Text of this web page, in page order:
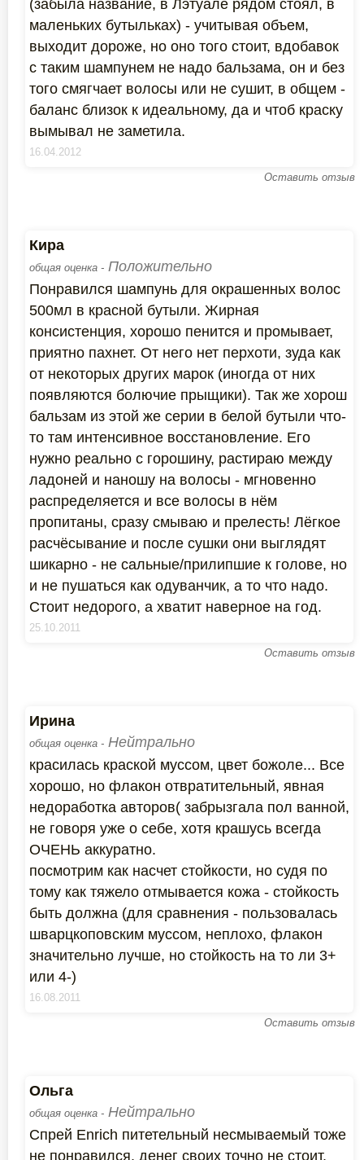
(забыла название, в Лэтуале рядом стоял, в
маленьких бутыльках) - учитывая объем,
выходит дороже, но оно того стоит, вдобавок
с таким шампунем не надо бальзама, он и без
того смягчает волосы или не сушит, в общем -
баланс близок к идеальному, да и чтоб краску
вымывал не заметила.
16.04.2012
Оставить отзыв
Кира
общая оценка - Положительно
Понравился шампунь для окрашенных волос
500мл в красной бутыли. Жирная
консистенция, хорошо пенится и промывает,
приятно пахнет. От него нет перхоти, зуда как
от некоторых других марок (иногда от них
появляются болючие прыщики). Так же хорош
бальзам из этой же серии в белой бутыли что-
то там интенсивное восстановление. Его
нужно реально с горошину, растираю между
ладоней и наношу на волосы - мгновенно
распределяется и все волосы в нём
пропитаны, сразу смываю и прелесть! Лёгкое
расчёсывание и после сушки они выглядят
шикарно - не сальные/прилипшие к голове, но
и не пушаться как одуванчик, а то что надо.
Стоит недорого, а хватит наверное на год.
25.10.2011
Оставить отзыв
Ирина
общая оценка - Нейтрально
красилась краской муссом, цвет божоле... Все
хорошо, но флакон отвратительный, явная
недоработка авторов( забрызгала пол ванной,
не говоря уже о себе, хотя крашусь всегда
ОЧЕНЬ аккуратно.
посмотрим как насчет стойкости, но судя по
тому как тяжело отмывается кожа - стойкость
быть должна (для сравнения - пользовалась
шварцкоповским муссом, неплохо, флакон
значительно лучше, но стойкость на то ли 3+
или 4-)
16.08.2011
Оставить отзыв
Ольга
общая оценка - Нейтрально
Спрей Enrich питетельный несмываемый тоже
не понравился, денег своих точно не стоит,